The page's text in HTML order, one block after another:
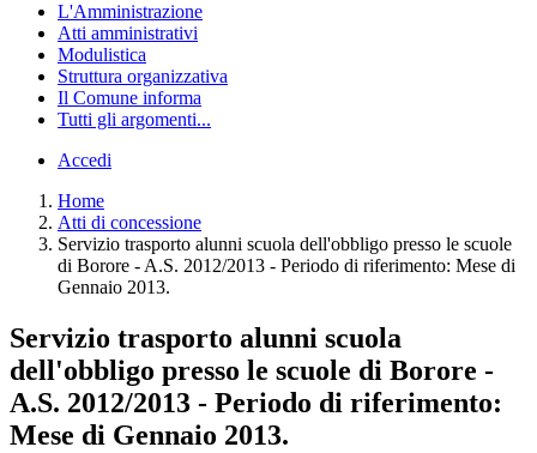
L'Amministrazione
Atti amministrativi
Modulistica
Struttura organizzativa
Il Comune informa
Tutti gli argomenti...
Accedi
Home
Atti di concessione
Servizio trasporto alunni scuola dell'obbligo presso le scuole
di Borore - A.S. 2012/2013 - Periodo di riferimento: Mese di
Gennaio 2013.
Servizio trasporto alunni scuola
dell'obbligo presso le scuole di Borore -
A.S. 2012/2013 - Periodo di riferimento:
Mese di Gennaio 2013.